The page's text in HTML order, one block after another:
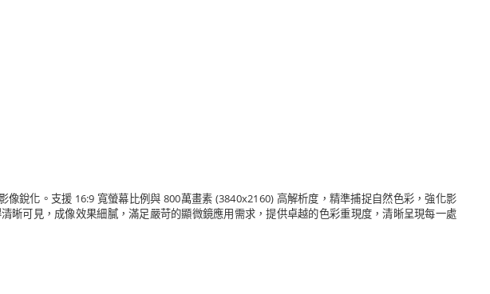
銳化。支援 16:9 寬螢幕比例與 800萬畫素 (3840x2160) 高解析度，精準捕捉自然色彩，強化影
晰可見，成像效果細膩，滿足嚴苛的顯微鏡應用需求，提供卓越的色彩重現度，清晰呈現每一處